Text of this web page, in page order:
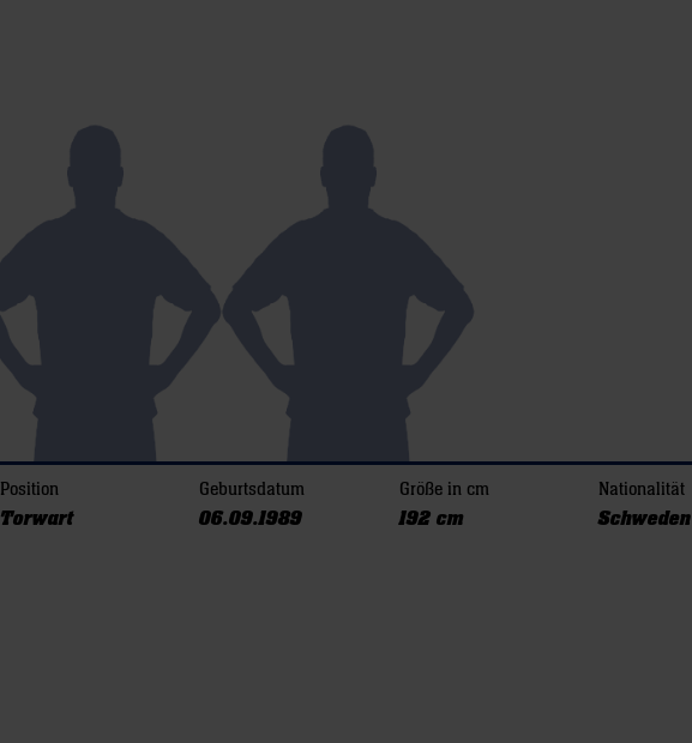
Position
Torwart
Geburtsdatum
06.09.1989
Größe in cm
192 cm
Nationalität
Schweden